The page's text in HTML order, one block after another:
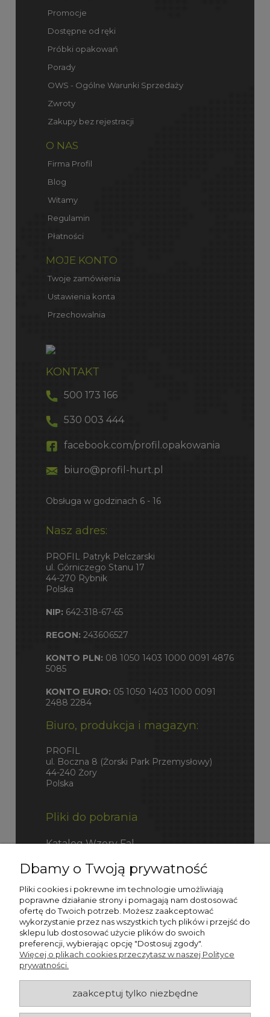
Promocje
Dostępne od ręki
Próbki opakowań
Porady
OWS - Ogólne Warunki Sprzedaży
Zwroty
Zakupy bez rejestracji
O NAS
Firma Profil
Blog
Witamy
Regulamin
Płatności
MOJE KONTO
Twoje zamówienia
Ustawienia konta
Przechowalnia
KONTAKT
500 173 166
530 003 444
facebook.com/profil.opakowania
biuro@profil-hurt.pl
Obsługa w godzinach 6 - 16
Nasz adres:
PROFIL Patryk Pelczarski
ul. Górniczego Stanu 17
44-270 Rybnik
Polska
NIP: 642-318-67-65
REGON: 243606527
KONTO PLN: 08 1050 1403 1000 0091 4876
5085
KONTO EURO: 05 1050 1403 1000 0091
2488 2284
Biuro, produkcja i magazyn:
PROFIL
ul. Boczna 8 (Żorski Park Przemysłowy)
44-240 Żory
Polska
Pliki do pobrania
Katalog Wzory Fal
Katalog Fefco
Dbamy o Twoją prywatność
Pliki cookies i pokrewne im technologie umożliwiają
poprawne działanie strony i pomagają nam dostosować
ofertę do Twoich potrzeb. Możesz zaakceptować
wykorzystanie przez nas wszystkich tych plików i przejść do
sklepu lub dostosować użycie plików do swoich
preferencji, wybierając opcję "Dostosuj zgody".
Więcej o plikach cookies przeczytasz w naszej Polityce
prywatności.
zaakceptuj tylko niezbędne